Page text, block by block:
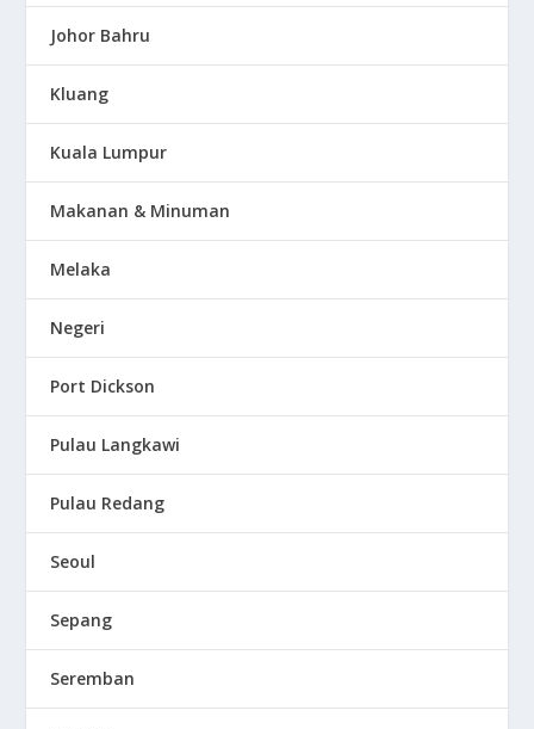
Johor Bahru
Kluang
Kuala Lumpur
Makanan & Minuman
Melaka
Negeri
Port Dickson
Pulau Langkawi
Pulau Redang
Seoul
Sepang
Seremban